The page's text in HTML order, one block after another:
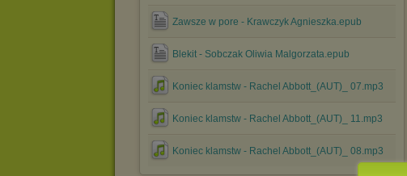
Zawsze w pore - Krawczyk Agnieszka.epub
Blekit - Sobczak Oliwia Malgorzata.epub
Koniec klamstw - Rachel Abbott_(AUT)_ 07.mp3
Koniec klamstw - Rachel Abbott_(AUT)_ 11.mp3
Koniec klamstw - Rachel Abbott_(AUT)_ 08.mp3